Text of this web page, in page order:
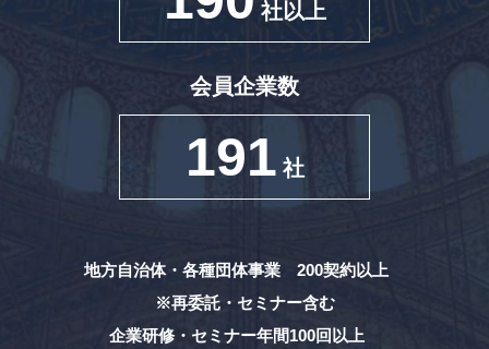
社以上
会員企業数
191 社
地方自治体・各種団体事業 200契約以上
※再委託・セミナー含む
企業研修・セミナー年間100回以上